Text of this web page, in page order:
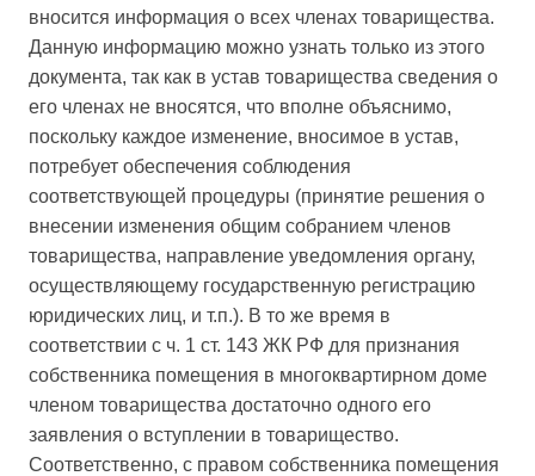
вносится информация о всех членах товарищества.
Данную информацию можно узнать только из этого
документа, так как в устав товарищества сведения о
его членах не вносятся, что вполне объяснимо,
поскольку каждое изменение, вносимое в устав,
потребует обеспечения соблюдения
соответствующей процедуры (принятие решения о
внесении изменения общим собранием членов
товарищества, направление уведомления органу,
осуществляющему государственную регистрацию
юридических лиц, и т.п.). В то же время в
соответствии с ч. 1 ст. 143 ЖК РФ для признания
собственника помещения в многоквартирном доме
членом товарищества достаточно одного его
заявления о вступлении в товарищество.
Соответственно, с правом собственника помещения